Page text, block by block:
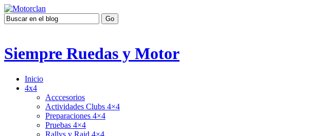
Siempre Ruedas y Motor
Inicio
4x4
Acccesorios
Actividades Clubs 4×4
Preparaciones 4×4
Pruebas 4×4
Rallys y Raid 4×4